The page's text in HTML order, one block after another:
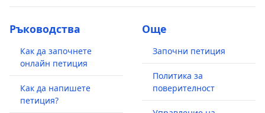
Ръководства
Как да започнете
онлайн петиция
Как да напишете
петиция?
Още
Започни петиция
Политика за
поверителност